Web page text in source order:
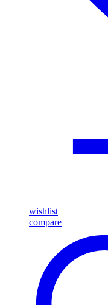
wishlist
compare